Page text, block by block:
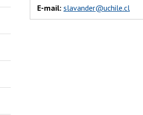
E-mail: slavander@uchile.cl